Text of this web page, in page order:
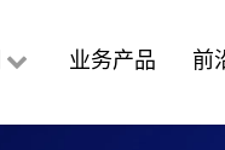
业务产品 前